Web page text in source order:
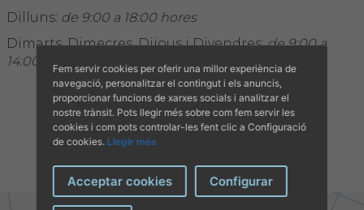
Dilluns: de 9:00 a 18:00 hores
Dimarts, Dimecres, Dijous i Divendres:de 9:00 a
14:00 horesFem servir cookies per oferir una millor experiència de
navegació, personalitzar el contingut i els anuncis,
proporcionar funcions de xarxes socials i analitzar el
nostre trànsit. Pots llegir més sobre com fem servir les
cookies i com pots controlar-les fent clic a Configuració
de cookies. Llegir més
Acceptar cookies Configurar